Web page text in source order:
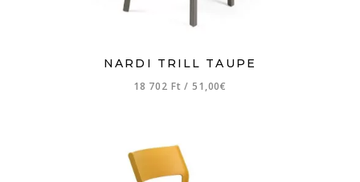
NARDI TRILL TAUPE
18 702 Ft/ 51,00€